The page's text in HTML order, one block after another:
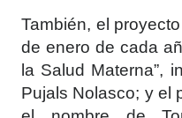
También, el
de enero de cada
la Salud Materna”,
Pujals Nolasco; y el